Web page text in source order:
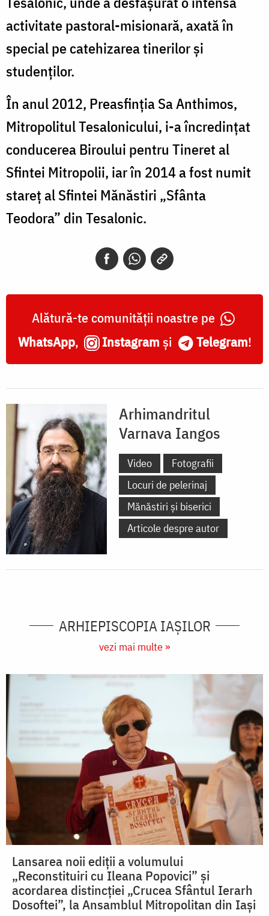
activitate pastoral-misionară, axată în
special pe catehizarea tinerilor și
studenților.
În anul 2012, Preasfinția Sa Anthimos,
Mitropolitul Tesalonicului, i-a încredințat
conducerea Biroului pentru Tineret al
Sfintei Mitropolii, iar în 2014 a fost numit
stareț al Sfintei Mănăstiri „Sfânta
Teodora” din Tesalonic.
Alătură-te comunității noastre pe
WhatsApp, Instagram și Telegram!
Arhimandritul
Varnava Iangos
Video
Fotografii
Locuri de pelerinaj
Mănăstiri și biserici
Articole despre autor
ARHIEPISCOPIA IAŞILOR
vezi mai multe »
Lansarea noii ediții a volumului
„Reconstituiri cu Ileana Popovici” și
acordarea distincției „Crucea Sfântul Ierarh
Dosoftei”, la Ansamblul Mitropolitan din Iași